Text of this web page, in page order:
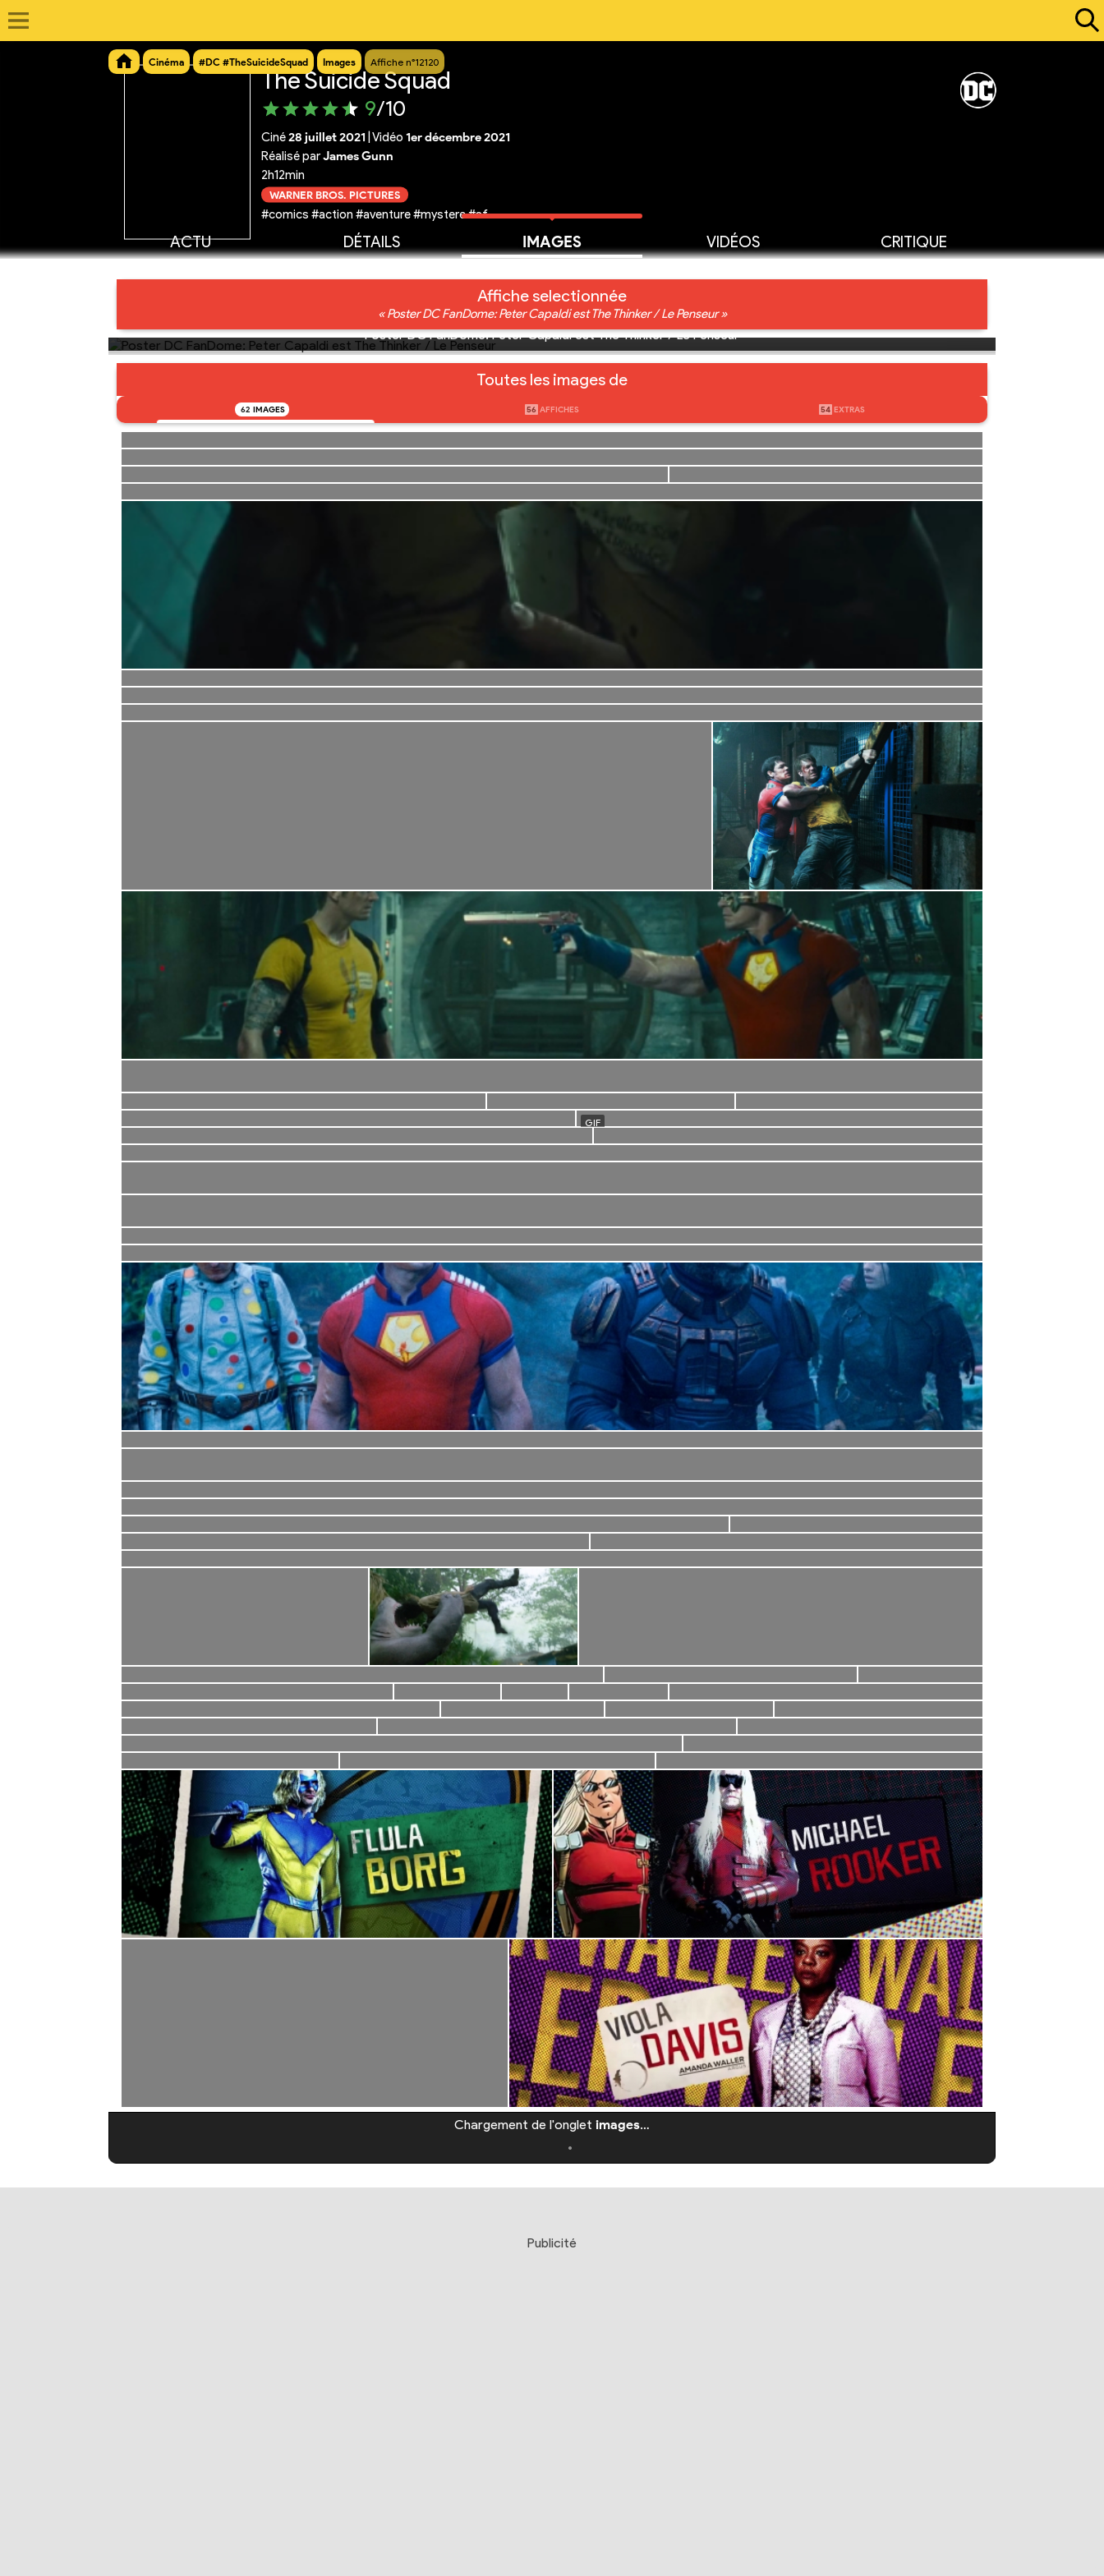
Cinéma #DC #TheSuicideSquad Images Affiche n°12120
The Suicide Squad
9/10
Ciné28 juillet 2021 Vidéo 1er décembre 2021
Réalisé parJames Gunn
2h12min
WARNER BROS. PICTURES
#comics #action #aventure #mystere #sf
ACTU DÉTAILS IMAGES VIDÉOS CRITIQUE
Affiche selectionnée
« Poster DC FanDome: Peter Capaldi est The Thinker / Le Penseur »
Poster DC FanDome: Peter Capaldi est The Thinker / Le Penseur
Toutes les images de
62 IMAGES 56 AFFICHES 54 EXTRAS
Chargement de l'onglet images…
Publicité